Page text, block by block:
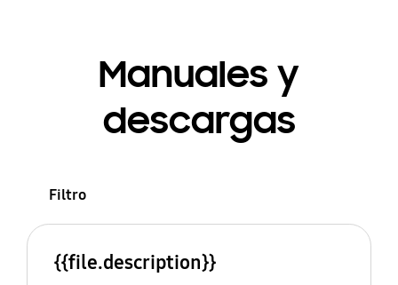
Manuales y
descargas
Filtro
{{file.description}}